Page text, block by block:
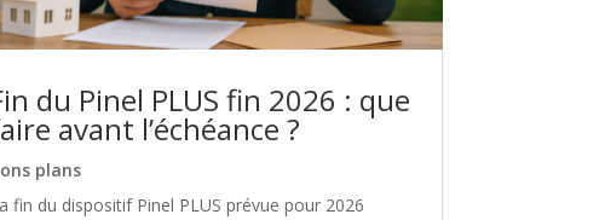
du Pinel PLUS fin 2026 : que
avant l’échéance ?
plans
fin du dispositif Pinel PLUS prévue pour 2026